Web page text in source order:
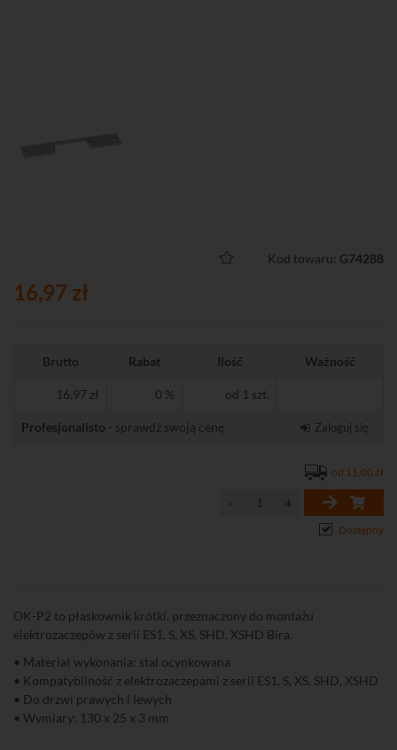
Kod towaru: G74288
16,97 zł
Brutto Rabat Ilość Ważność
16,97 zł 0 % od 1 szt.
Profesjonalisto - sprawdź swoją cenę Zaloguj się
od 11,00 zł
Dostępny
OK-P2 to płaskownik krótki, przeznaczony do montażu
elektrozaczepów z serii ES1, S, XS, SHD, XSHD Bira.
• Materiał wykonania: stal ocynkowana
• Kompatybilność z elektrozaczepami z serii ES1, S, XS, SHD, XSHD
• Do drzwi prawych i lewych
• Wymiary: 130 x 25 x 3 mm